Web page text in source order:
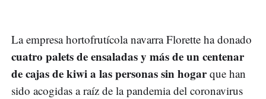
La empresa hortofrutícola navarra Florette ha donado
cuatro palets de ensaladas y más de un centenar
de cajas de kiwi a las personas sin hogarque han
sido acogidas a raíz de la pandemia del coronavirus